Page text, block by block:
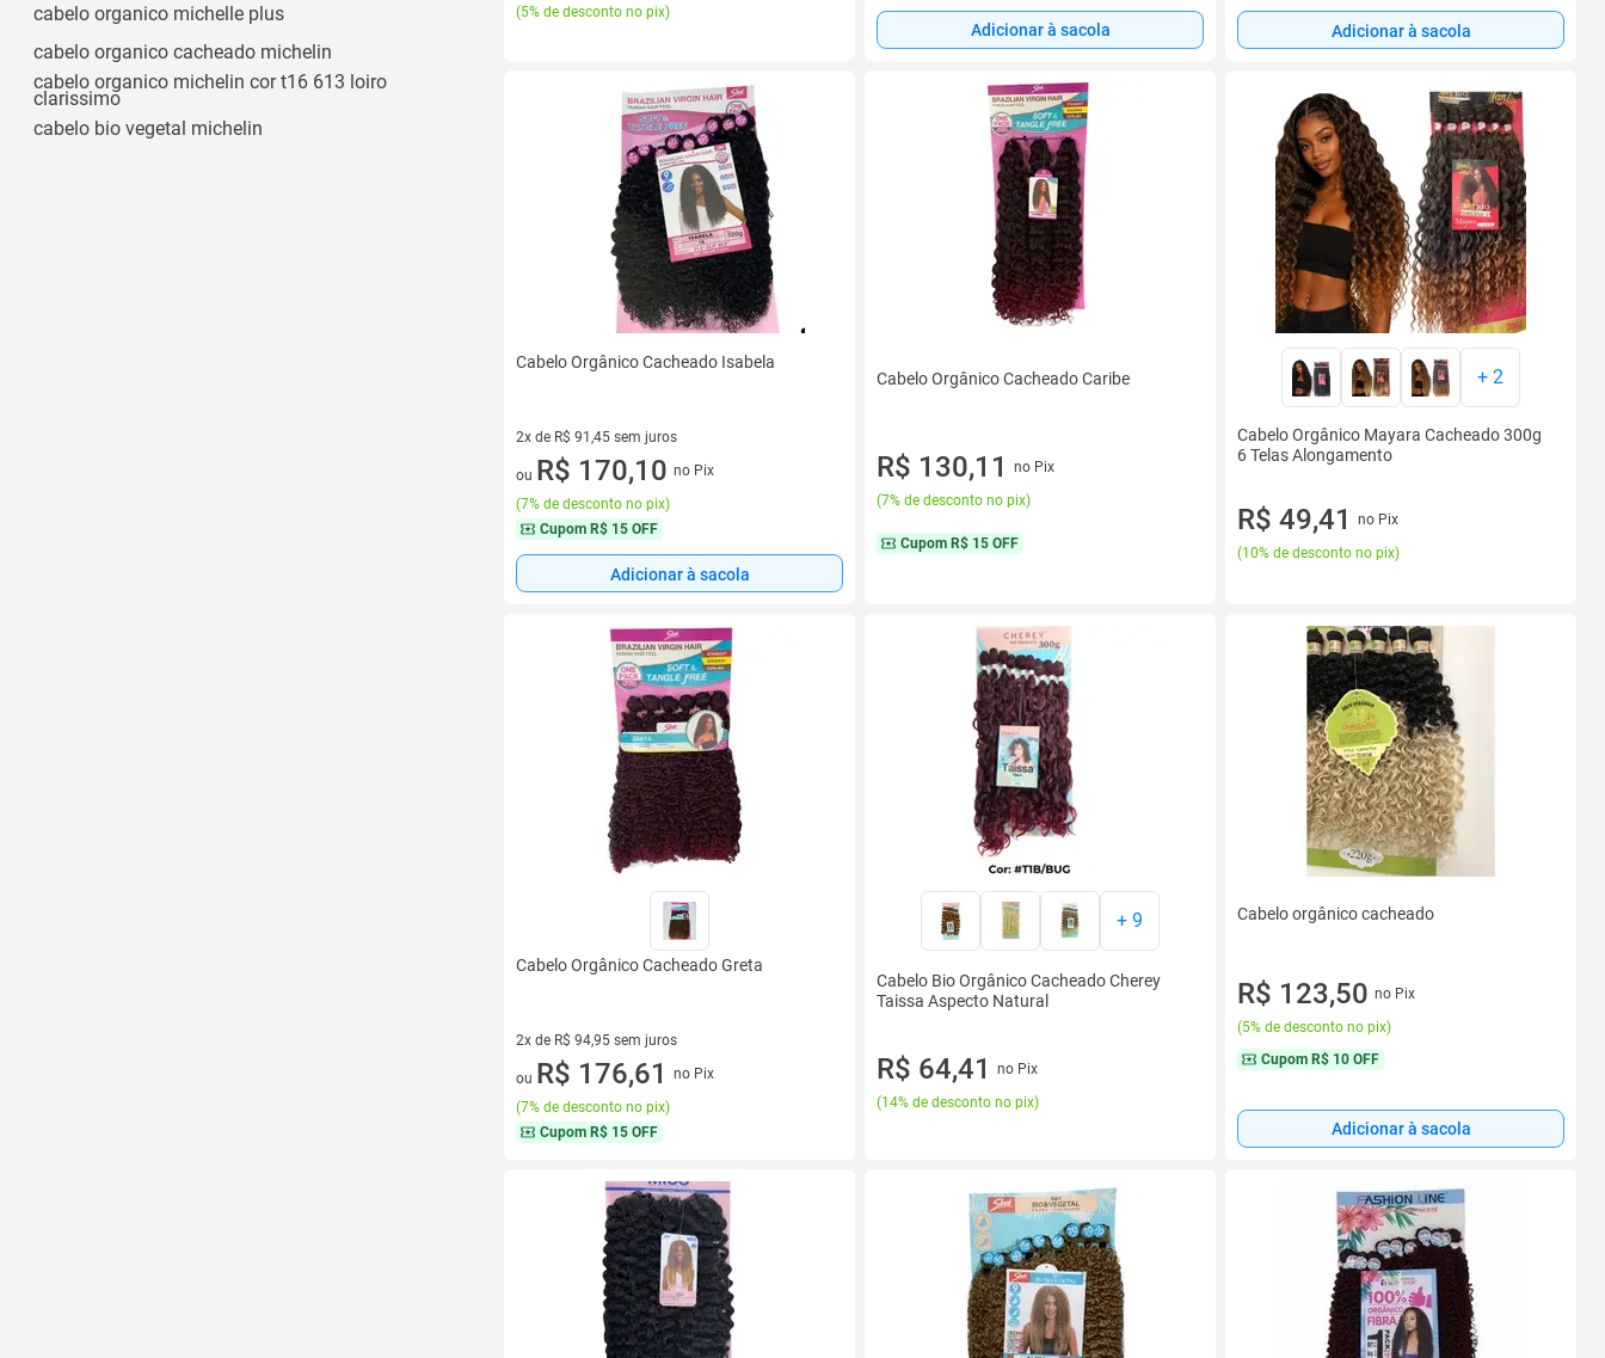
Ver todos
cabelo organico michelle plus
cabelo organico cacheado michelin
cabelo organico michelin cor t16 613 loiro
clarissimo
cabelo bio vegetal michelin
(5% de desconto no pix)
Adicionar à sacola Adicionar à sacola
Cabelo Orgânico Cacheado Isabela
2x de R$ 91,45 sem juros
2 vez de R$ 91,45 sem juros
ou R$ 170,10 no Pix
(7% de desconto no pix)
Cupom R$ 15 OFF
Adicionar à sacola
Cabelo Orgânico Cacheado Caribe
R$ 130,11
no Pix
(7% de desconto no pix)
Cupom R$ 15 OFF
+ 2
Cabelo Orgânico Mayara Cacheado 300g
6 Telas Alongamento
R$ 49,41
no Pix
(10% de desconto no pix)
Cabelo Orgânico Cacheado Greta
2x de R$ 94,95 sem juros
2 vez de R$ 94,95 sem juros
ou R$ 176,61
no Pix
(7% de desconto no pix)
Cupom R$ 15 OFF
+ 9
Cabelo Bio Orgânico Cacheado Cherey
Taissa Aspecto Natural
R$ 64,41
no Pix
(14% de desconto no pix)
Cabelo orgânico cacheado
R$ 123,50 no Pix
(5% de desconto no pix)
Cupom R$ 10 OFF
Adicionar à sacola